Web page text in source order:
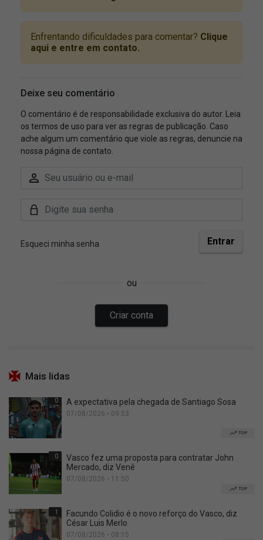
Mais lidas
0 A expectativa pela chegada de Santiago Sosa
07/08/2026 • 09:53
TOP
0
Vasco fez uma proposta para contratar John
Mercado, diz Venê
07/08/2026 • 11:50
TOP
1
Facundo Colidio é o novo reforço do Vasco, diz
César Luis Merlo
07/08/2026 • 08:15